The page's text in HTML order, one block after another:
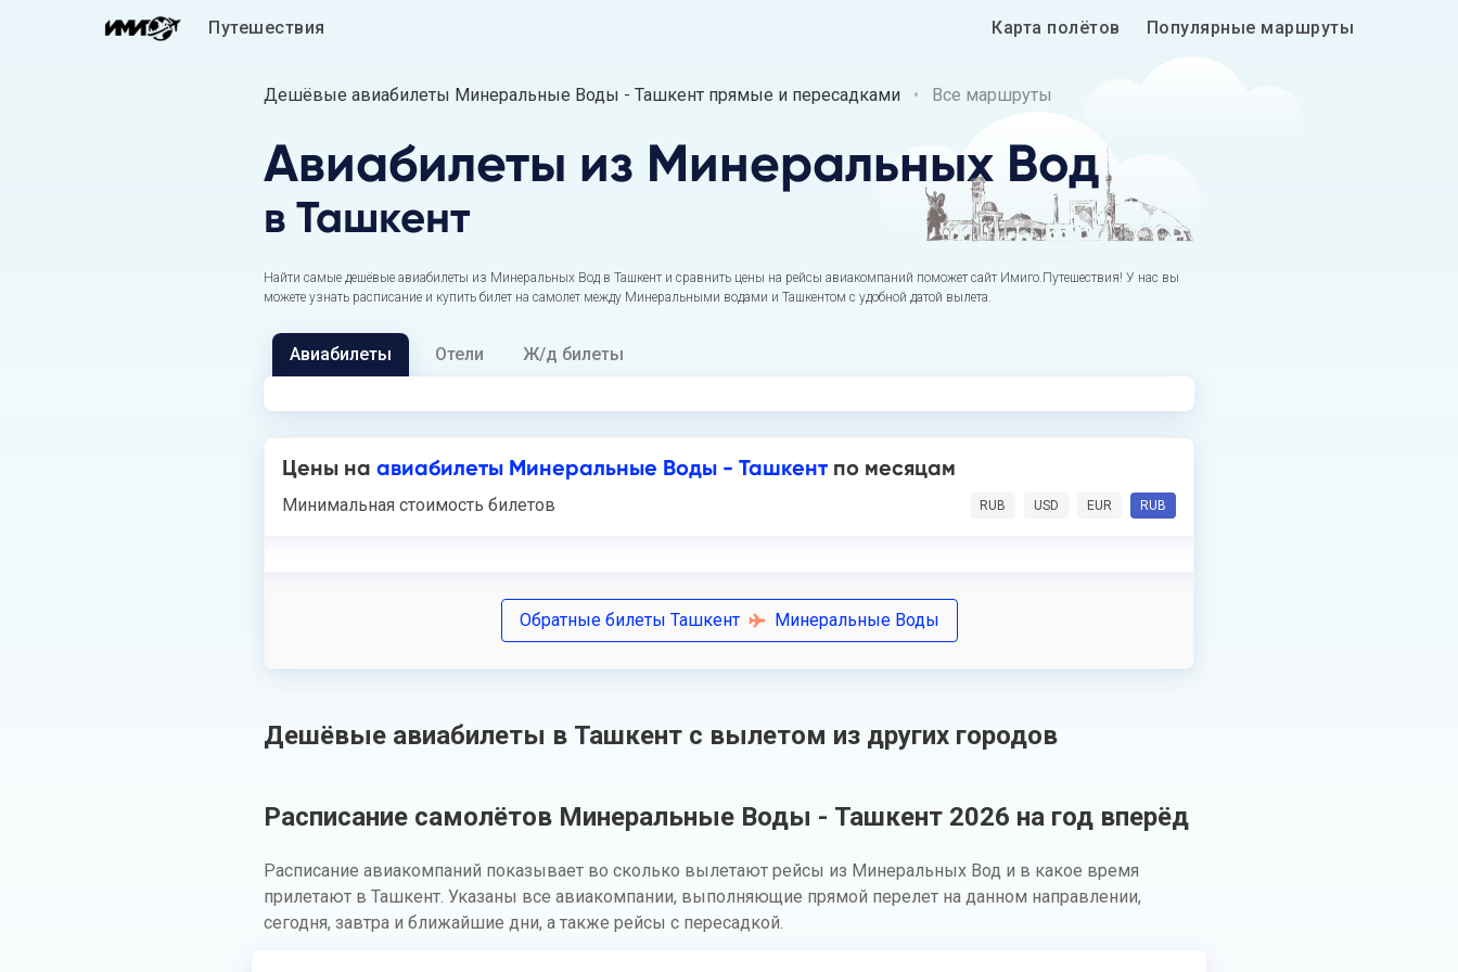
Путешествия Карта полётов Популярные маршруты
Дешёвые авиабилеты Минеральные Воды - Ташкент прямые и пересадками Все маршруты
Авиабилеты из Минеральных Вод
в Ташкент
Найти самые дешёвые авиабилеты из Минеральных Вод в Ташкент и сравнить цены на рейсы авиакомпаний поможет сайт Имиго.Путешествия! У нас вы
можете узнать расписание и купить билет на самолет между Минеральными водами и Ташкентом с удобной датой вылета.
Авиабилеты Отели Ж/д билеты
Цены на авиабилеты Минеральные Воды - Ташкент по месяцам
Минимальная стоимость билетов RUB USD EUR RUB
Обратные билеты Ташкент Минеральные Воды
Дешёвые авиабилеты в Ташкент с вылетом из других городов
Расписание самолётов Минеральные Воды - Ташкент 2026 на год вперёд
Расписание авиакомпаний показывает во сколько вылетают рейсы из Минеральных Вод и в какое время
прилетают в Ташкент. Указаны все авиакомпании, выполняющие прямой перелет на данном направлении,
сегодня, завтра и ближайшие дни, а также рейсы с пересадкой.